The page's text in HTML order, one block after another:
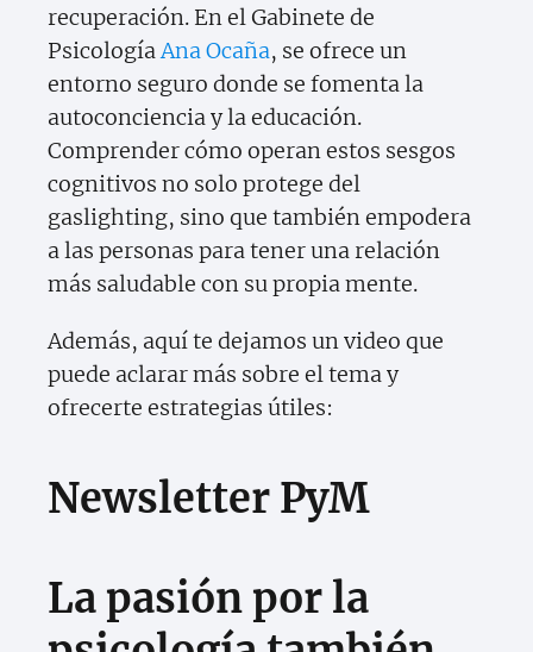
recuperación. En el Gabinete de
PsicologíaAna Ocaña, se ofrece un
entorno seguro donde se fomenta la
autoconciencia y la educación.
Comprender cómo operan estos sesgos
cognitivos no solo protege del
gaslighting, sino que también empodera
a las personas para tener una relación
más saludable con su propia mente.
Además, aquí te dejamos un video que
puede aclarar más sobre el tema y
ofrecerte estrategias útiles:
Newsletter PyM
La pasión por la